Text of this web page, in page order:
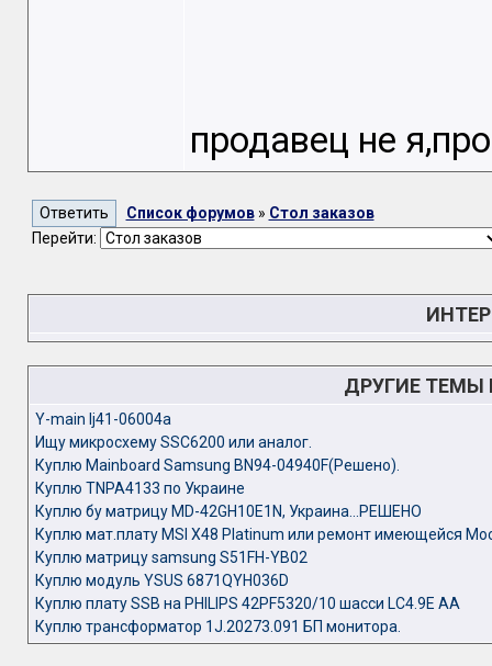
продавец не
Список форумов» Стол заказов
Перейти:
ДРУГИЕ ТЕМЫ
Y-main lj41-06004a
Ищу микросхему SSC6200 или аналог.
Куплю Mainboard Samsung BN94-04940F(Решено).
Куплю TNPA4133 по Украине
Куплю бу матрицу MD-42GH10E1N, Украина...РЕШЕНО
Куплю мат.плату MSI X48 Platinum или ремонт имеющейся
Куплю матрицу samsung S51FH-YB02
Куплю модуль YSUS 6871QYH036D
Куплю плату SSB на PHILIPS 42PF5320/10 шасси LC4.9E AA
Куплю трансформатор 1J.20273.091 БП монитора.